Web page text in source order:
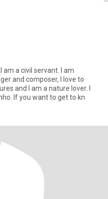
am a civil servant. I am
and composer, I love to
and I am a nature lover. I
If you want to get to kn